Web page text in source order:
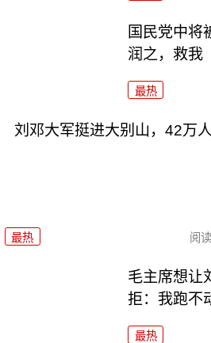
国民党中将
润之，救我
最热
刘邓大军挺进大别山，42万
最热 阅读
毛主席想让
拒：我跑不
最热